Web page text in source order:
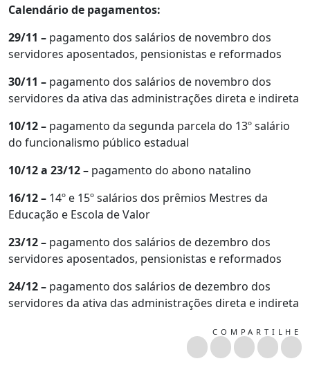
Calendário de pagamentos:
29/11 – pagamento dos salários de novembro dos
servidores aposentados, pensionistas e reformados
30/11 – pagamento dos salários de novembro dos
servidores da ativa das administrações direta e indireta
10/12 – pagamento da segunda parcela do 13º salário
do funcionalismo público estadual
10/12 a 23/12 – pagamento do abono natalino
16/12 – 14º e 15º salários dos prêmios Mestres da
Educação e Escola de Valor
23/12 – pagamento dos salários de dezembro dos
servidores aposentados, pensionistas e reformados
24/12 – pagamento dos salários de dezembro dos
servidores da ativa das administrações direta e indireta
COMPARTILHE